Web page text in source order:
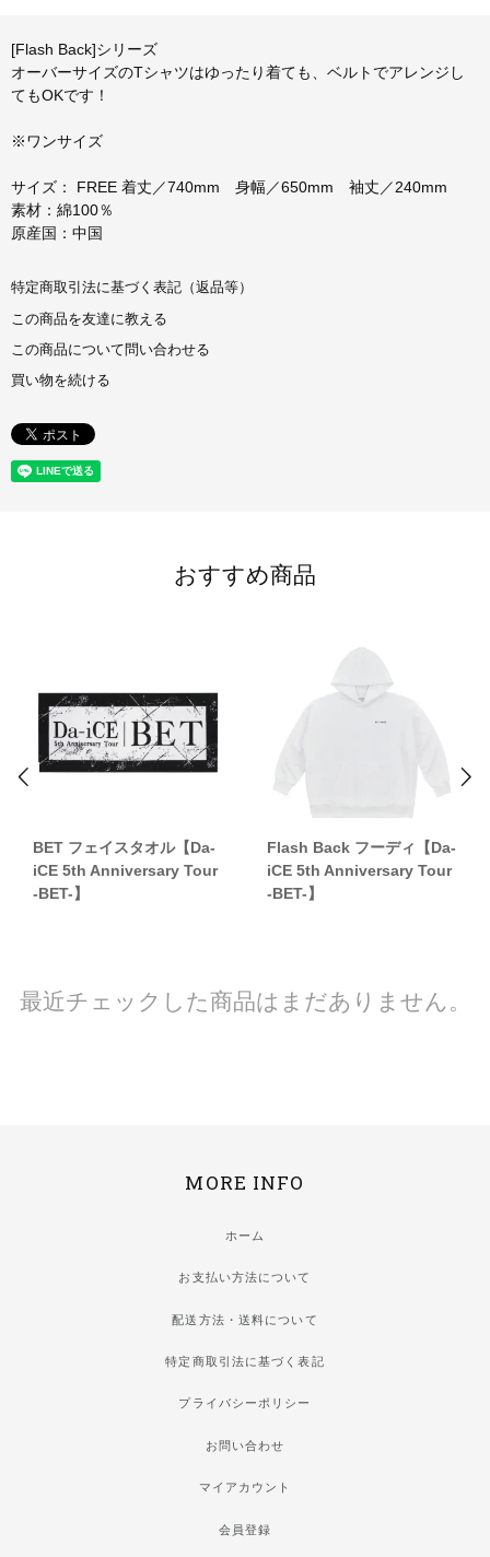
[Flash Back]シリーズ
オーバーサイズのTシャツはゆったり着ても、ベルトでアレンジし
てもOKです！
※ワンサイズ
サイズ： FREE 着丈／740mm 身幅／650mm 袖丈／240mm
素材：綿100％
原産国：中国
特定商取引法に基づく表記（返品等）
この商品を友達に教える
この商品について問い合わせる
買い物を続ける
おすすめ商品
BET フェイスタオル【Da-
iCE 5th Anniversary Tour
-BET-】
Flash Back フーディ【Da-
iCE 5th Anniversary Tour
-BET-】
最近チェックした商品はまだありません。
MORE INFO
ホーム
お支払い方法について
配送方法・送料について
特定商取引法に基づく表記
プライバシーポリシー
お問い合わせ
マイアカウント
会員登録